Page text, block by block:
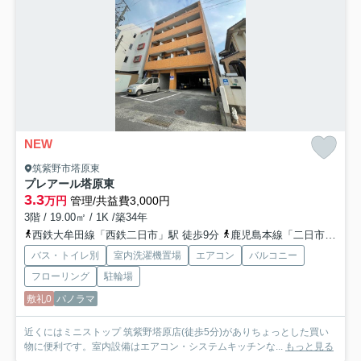
NEW
筑紫野市塔原東
プレアール塔原東
3.3万円 管理/共益費3,000円
3階 / 19.00㎡ / 1K /築34年
西鉄大牟田線「西鉄二日市」駅 徒歩9分
鹿児島本線「二日市」駅 徒歩10分
バス・トイレ別 室内洗濯機置場 エアコン
バルコニー
フローリング
駐輪場
敷礼0 パノラマ
近くにはミニストップ 筑紫野塔原店(徒歩5分)がありちょっとした買い
物に便利です。室内設備はエアコン・システムキッチンな... もっと見る